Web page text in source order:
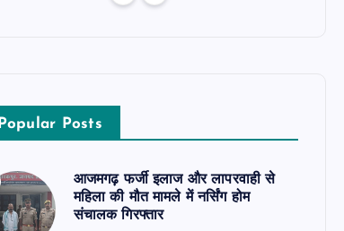
Popular Posts
आजमगढ़ फर्जी इलाज और लापरवाही से
महिला की मौत मामले में नर्सिंग होम
संचालक गिरफ्तार